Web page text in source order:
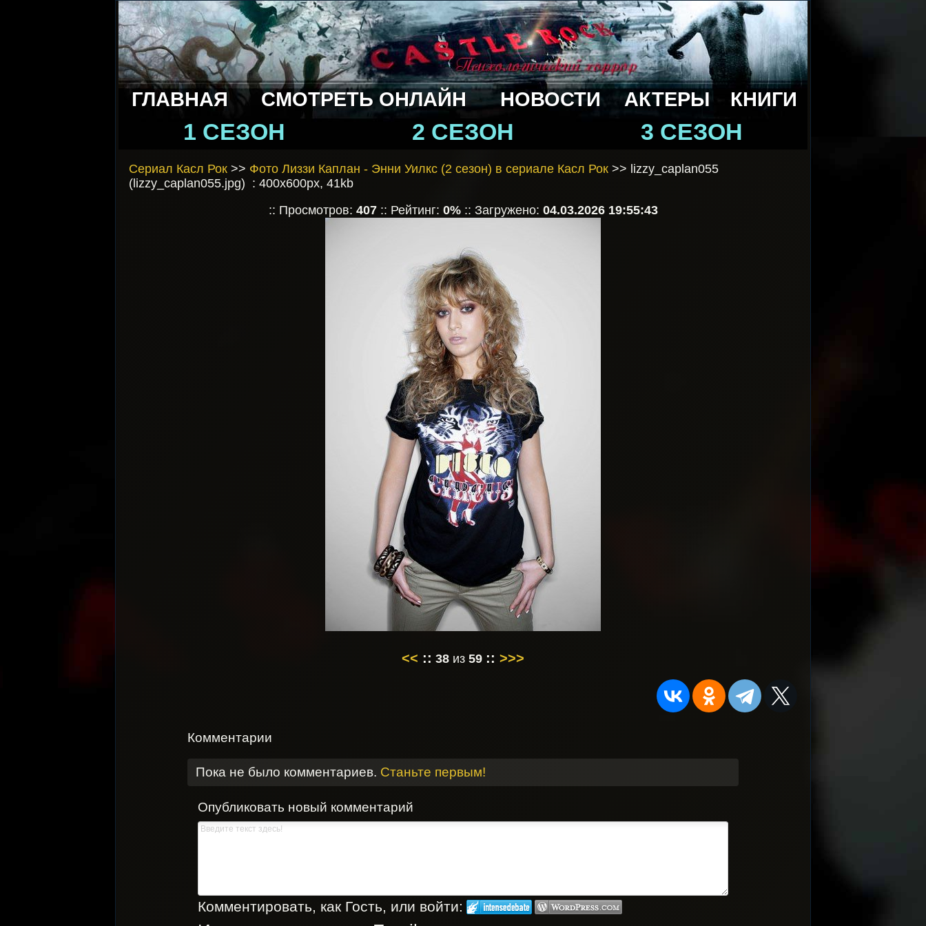
ГЛАВНАЯ СМОТРЕТЬ ОНЛАЙН НОВОСТИ АКТЕРЫ КНИГИ
1 СЕЗОН 2 СЕЗОН 3 СЕЗОН
Сериал Касл Рок >> Фото Лиззи Каплан - Энни Уилкс (2 сезон) в сериале Касл Рок >> lizzy_caplan055
(lizzy_caplan055.jpg) : 400x600px, 41kb
:: Просмотров: 407:: Рейтинг: 0%:: Загружено: 04.03.2026 19:55:43
<< :: 38 из 59 :: >>>
Комментарии
Пока не было комментариев. Станьте первым!
Опубликовать новый комментарий
Комментировать, как Гость, или войти: